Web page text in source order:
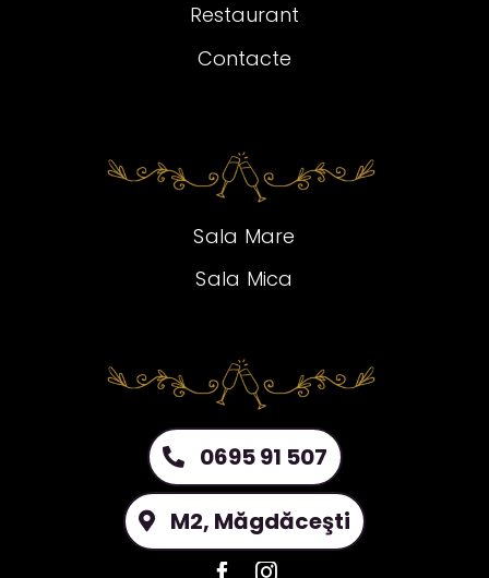
Sala Mare
Sala Mica
Restaurant
Contacte
0695 91 507
M2, Măgdăceşti